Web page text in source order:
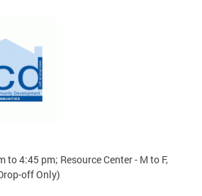
to 4:45 pm; Resource Center - M to F,
off Only)